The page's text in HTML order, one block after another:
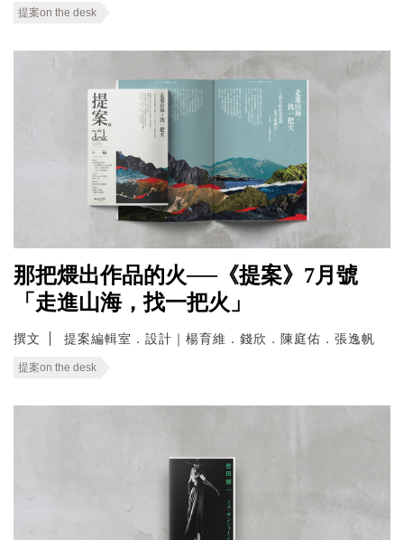
提案on the desk
那把煨出作品的火──《提案》7月號
「走進山海，找一把火」
撰文 提案編輯室．設計｜楊育維．錢欣．陳庭佑．張逸帆
提案on the desk